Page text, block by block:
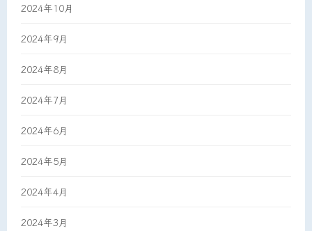
2024年10月
2024年9月
2024年8月
2024年7月
2024年6月
2024年5月
2024年4月
2024年3月